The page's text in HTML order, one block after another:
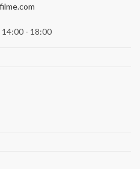
14:00 - 18:00